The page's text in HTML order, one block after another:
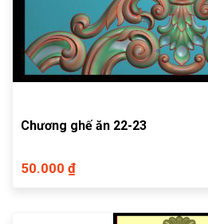
Chương ghế ăn 22-23
50.000 ₫